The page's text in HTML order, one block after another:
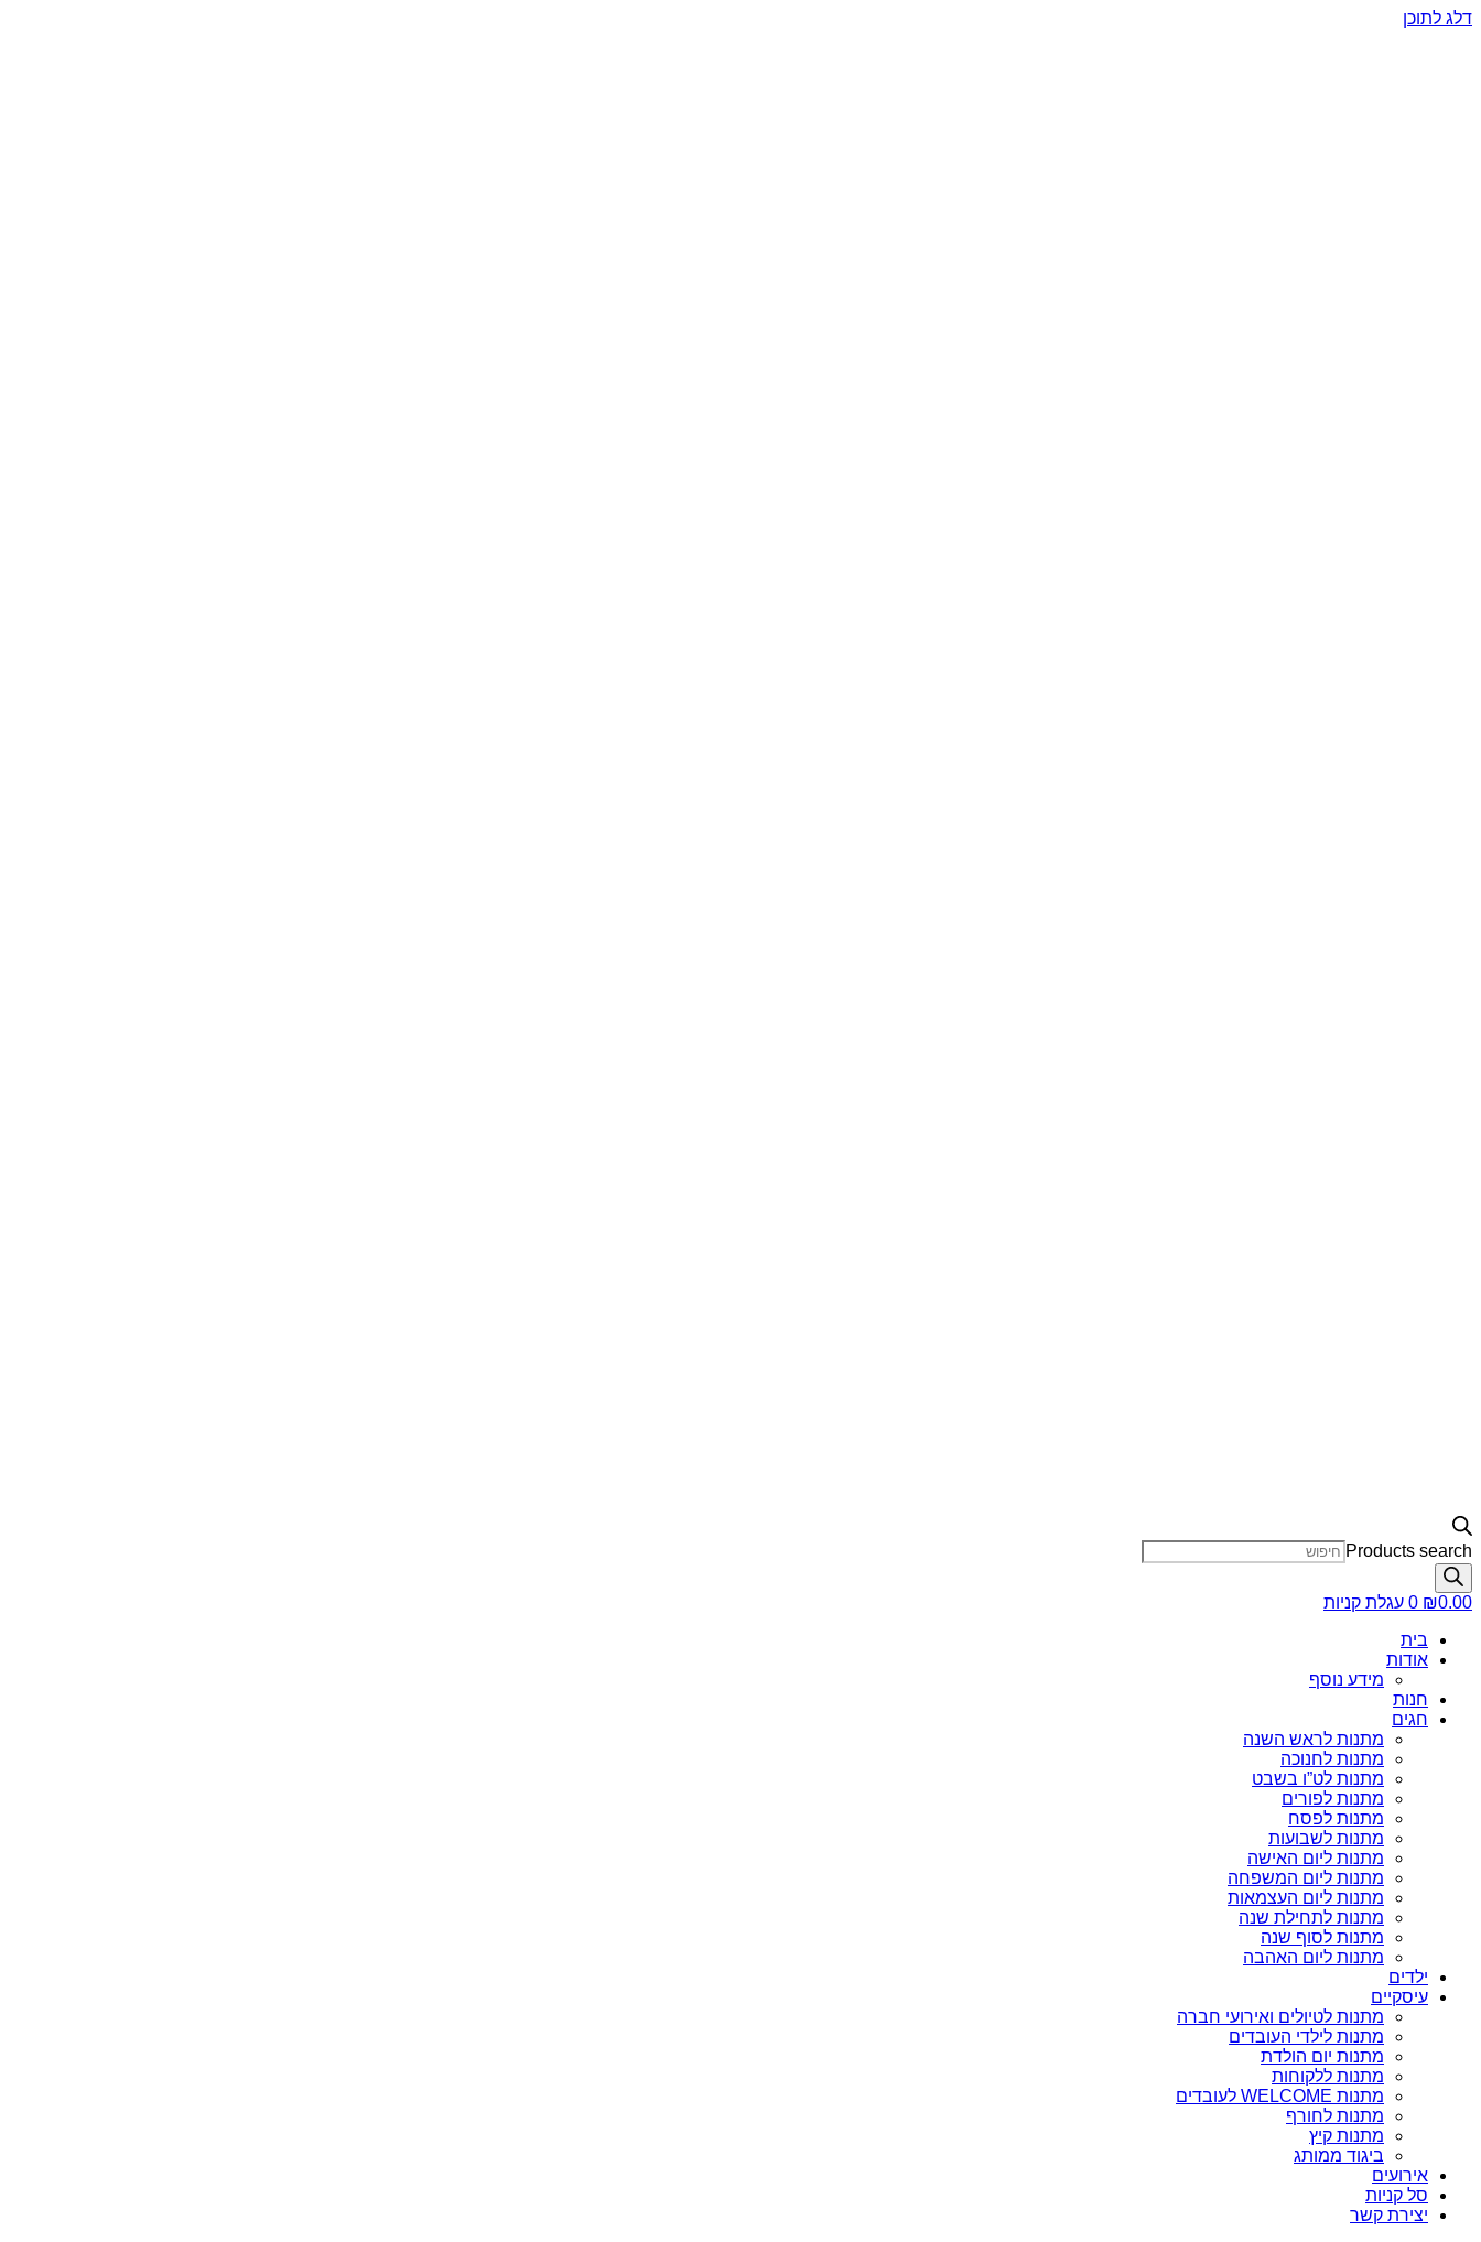
דלג לתוכן
Products search
₪0.00
0 עגלת קניות
בית
אודות
מידע נוסף
חנות
חגים
מתנות לראש השנה
מתנות לחנוכה
מתנות לט”ו בשבט
מתנות לפורים
מתנות לפסח
מתנות לשבועות
מתנות ליום האישה
מתנות ליום המשפחה
מתנות ליום העצמאות
מתנות לתחילת שנה
מתנות לסוף שנה
מתנות ליום האהבה
ילדים
עיסקיים
מתנות לטיולים ואירועי חברה
מתנות לילדי העובדים
מתנות יום הולדת
מתנות ללקוחות
מתנות WELCOME לעובדים
מתנות לחורף
מתנות קיץ
ביגוד ממותג
אירועים
סל קניות
יצירת קשר